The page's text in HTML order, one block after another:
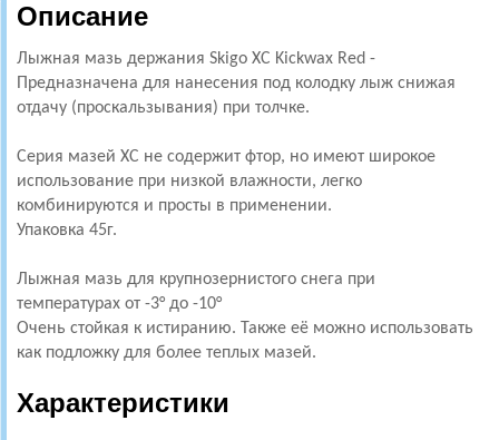
Описание
Лыжная мазь держания Skigo XC Kickwax Red -
Предназначена для нанесения под колодку лыж снижая
отдачу (проскальзывания) при толчке.
Серия мазей XC не содержит фтор, но имеют широкое
использование при низкой влажности, легко
комбинируются и просты в применении.
Упаковка 45г.
Лыжная мазь для крупнозернистого снега при
температурах от -3° до -10°
Очень стойкая к истиранию. Также её можно использовать
как подложку для более теплых мазей.
Характеристики